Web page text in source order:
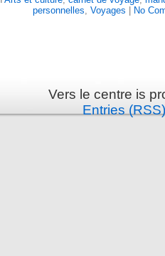
personnelles, Voyages No
Vers le centre is
Entries (RSS)